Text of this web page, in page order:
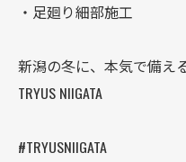
・足廻り細部施工
新潟の冬に、本気で備える
TRYUS NIIGATA
#TRYUSNIIGATA